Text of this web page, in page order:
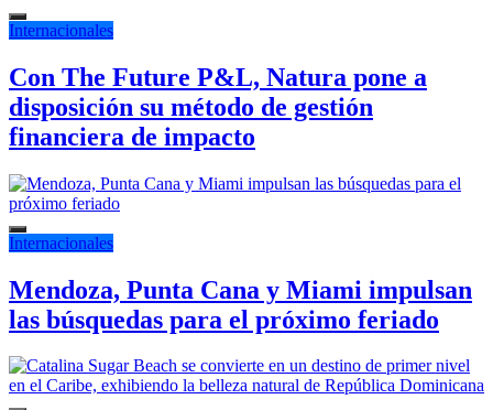
Internacionales
Con The Future P&L, Natura pone a
disposición su método de gestión
financiera de impacto
Internacionales
Mendoza, Punta Cana y Miami impulsan
las búsquedas para el próximo feriado